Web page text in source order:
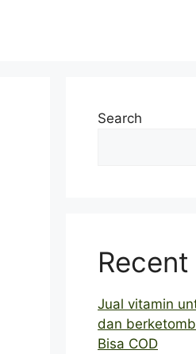
Search
Jual vitamin
dan
Bisa COD